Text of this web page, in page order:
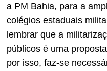
a PM Bahia, para a
colégios estaduais
lembrar que a
públicos é uma
por isso, faz-se